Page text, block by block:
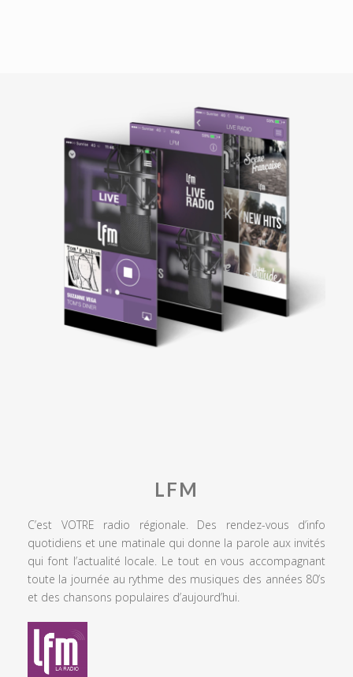
LFM
C’est VOTRE radio régionale. Des rendez-vous d’info
quotidiens et une matinale qui donne la parole aux invités
qui font l’actualité locale. Le tout en vous accompagnant
toute la journée au rythme des musiques des années 80’s
et des chansons populaires d’aujourd’hui.